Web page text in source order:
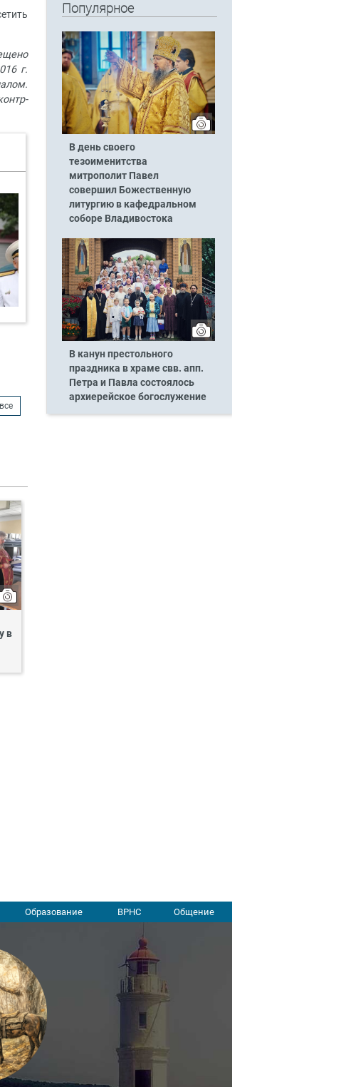
г.
в
Популярное
В день своего
тезоименитства
митрополит Павел
совершил Божественную
литургию в кафедральном
соборе Владивостока
В канун престольного
праздника в храме свв. апп.
Петра и Павла состоялось
архиерейское богослужение
Образование ВРНС Общение